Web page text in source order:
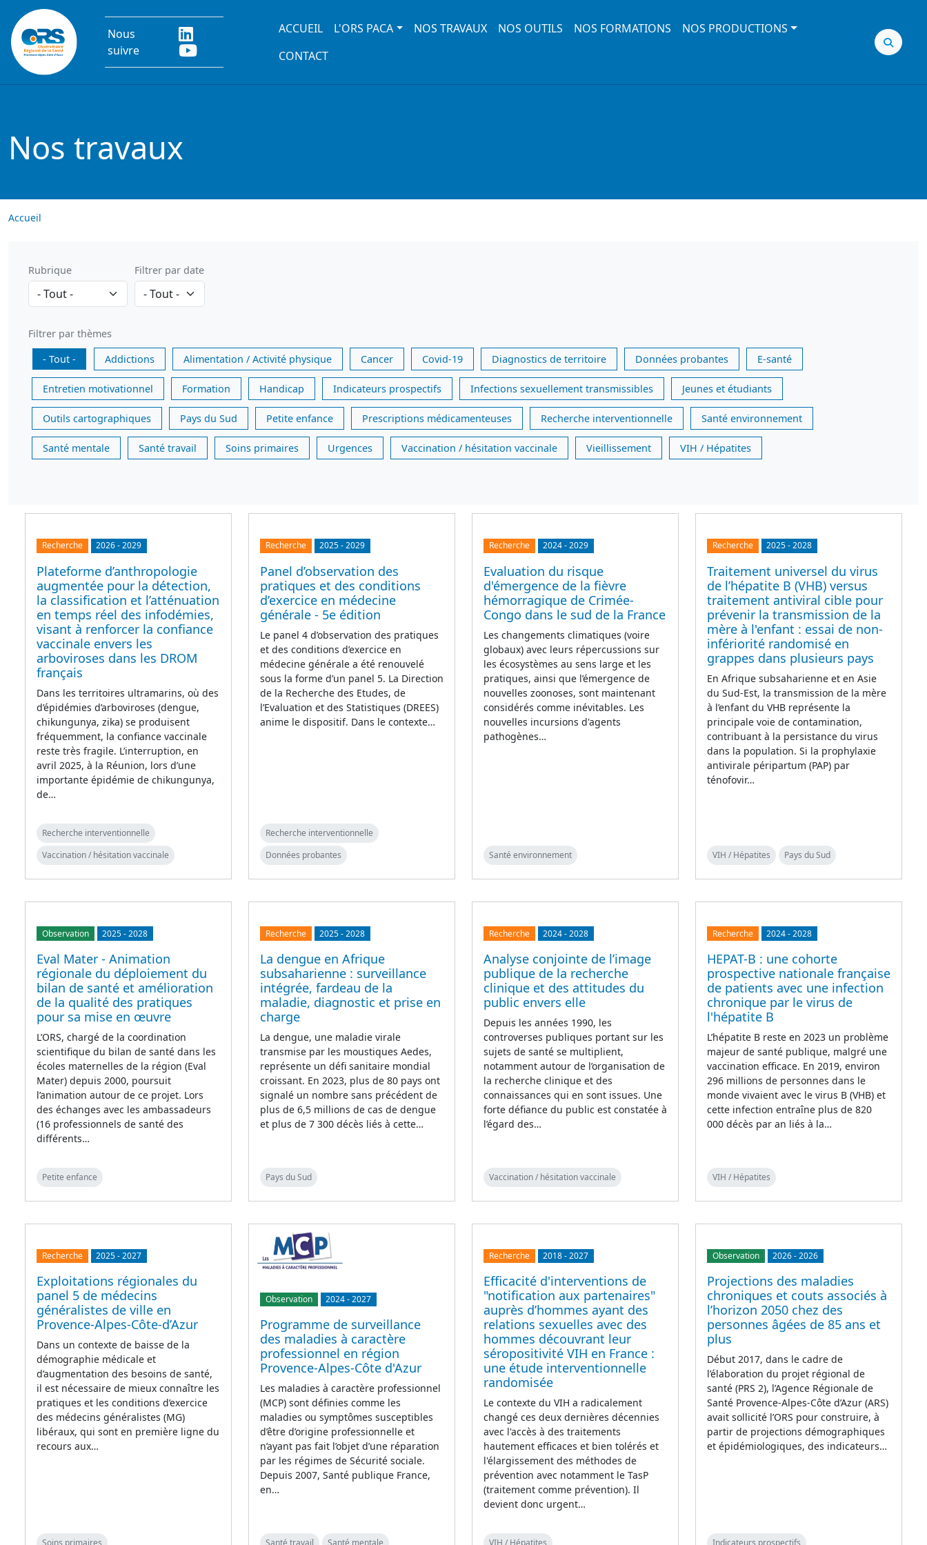
Aller au contenu principal
Nous
suivre
Main navigation
ACCUEIL L'ORS PACA NOS TRAVAUX NOS OUTILS NOS FORMATIONS
NOS PRODUCTIONS
CONTACT
Nos travaux
Accueil
Rubrique Filtrer par date
Filtrer par thèmes
- Tout -
Addictions Alimentation / Activité physique Cancer Covid-19 Diagnostics de territoire Données probantes E-santé
Entretien motivationnel Formation Handicap Indicateurs prospectifs Infections sexuellement transmissibles Jeunes et étudiants
Outils cartographiques Pays du Sud Petite enfance Prescriptions médicamenteuses Recherche interventionnelle Santé environnement
Santé mentale Santé travail Soins primaires Urgences Vaccination / hésitation vaccinale Vieillissement VIH / Hépatites
Recherche 2026-2029
Plateforme d’anthropologie
augmentée pour la détection,
la classification et l’atténuation
en temps réel des infodémies,
visant à renforcer la confiance
vaccinale envers les
arboviroses dans les DROM
français
Dans les territoires ultramarins, où des
d’épidémies d’arboviroses (dengue,
chikungunya, zika) se produisent
fréquemment, la confiance vaccinale
reste très fragile. L’interruption, en
avril 2025, à la Réunion, lors d’une
importante épidémie de chikungunya,
de…
Recherche interventionnelle
Vaccination / hésitation vaccinale
Recherche 2025-2029
Panel d’observation des
pratiques et des conditions
d’exercice en médecine
générale - 5e édition
Le panel 4 d’observation des pratiques
et des conditions d’exercice en
médecine générale a été renouvelé
sous la forme d’un panel 5. La Direction
de la Recherche des Etudes, de
l’Evaluation et des Statistiques (DREES)
anime le dispositif. Dans le contexte…
Recherche interventionnelle
Données probantes
Recherche 2024-2029
Evaluation du risque
d'émergence de la fièvre
hémorragique de Crimée-
Congo dans le sud de la France
Les changements climatiques (voire
globaux) avec leurs répercussions sur
les écosystèmes au sens large et les
pratiques, ainsi que l’émergence de
nouvelles zoonoses, sont maintenant
considérés comme inévitables. Les
nouvelles incursions d'agents
pathogènes…
Santé environnement
Recherche 2025-2028
Traitement universel du virus
de l’hépatite B (VHB) versus
traitement antiviral cible pour
prévenir la transmission de la
mère à l'enfant : essai de non-
infériorité randomisé en
grappes dans plusieurs pays
En Afrique subsaharienne et en Asie
du Sud-Est, la transmission de la mère
à l’enfant du VHB représente la
principale voie de contamination,
contribuant à la persistance du virus
dans la population. Si la prophylaxie
antivirale péripartum (PAP) par
ténofovir…
VIH / Hépatites Pays du Sud
Observation 2025-2028
Eval Mater - Animation
régionale du déploiement du
bilan de santé et amélioration
de la qualité des pratiques
pour sa mise en œuvre
L’ORS, chargé de la coordination
scientifique du bilan de santé dans les
écoles maternelles de la région (Eval
Mater) depuis 2000, poursuit
l’animation autour de ce projet. Lors
des échanges avec les ambassadeurs
(16 professionnels de santé des
différents…
Petite enfance
Recherche 2025-2028
La dengue en Afrique
subsaharienne : surveillance
intégrée, fardeau de la
maladie, diagnostic et prise en
charge
La dengue, une maladie virale
transmise par les moustiques Aedes,
représente un défi sanitaire mondial
croissant. En 2023, plus de 80 pays ont
signalé un nombre sans précédent de
plus de 6,5 millions de cas de dengue
et plus de 7 300 décès liés à cette…
Pays du Sud
Recherche 2024-2028
Analyse conjointe de l’image
publique de la recherche
clinique et des attitudes du
public envers elle
Depuis les années 1990, les
controverses publiques portant sur les
sujets de santé se multiplient,
notamment autour de l’organisation de
la recherche clinique et des
connaissances qui en sont issues. Une
forte défiance du public est constatée à
l’égard des…
Vaccination / hésitation vaccinale
Recherche 2024-2028
HEPAT-B : une cohorte
prospective nationale française
de patients avec une infection
chronique par le virus de
l'hépatite B
L’hépatite B reste en 2023 un problème
majeur de santé publique, malgré une
vaccination efficace. En 2019, environ
296 millions de personnes dans le
monde vivaient avec le virus B (VHB) et
cette infection entraîne plus de 820
000 décès par an liés à la…
VIH / Hépatites
Recherche 2025-2027
Exploitations régionales du
panel 5 de médecins
généralistes de ville en
Provence-Alpes-Côte-d’Azur
Dans un contexte de baisse de la
démographie médicale et
d’augmentation des besoins de santé,
il est nécessaire de mieux connaître les
pratiques et les conditions d’exercice
des médecins généralistes (MG)
libéraux, qui sont en première ligne du
recours aux…
Soins primaires
Observation 2024-2027
Programme de surveillance
des maladies à caractère
professionnel en région
Provence-Alpes-Côte d'Azur
Les maladies à caractère professionnel
(MCP) sont définies comme les
maladies ou symptômes susceptibles
d’être d’origine professionnelle et
n’ayant pas fait l’objet d’une réparation
par les régimes de Sécurité sociale.
Depuis 2007, Santé publique France,
en…
Santé travail Santé mentale
Recherche 2018-2027
Efficacité d'interventions de
"notification aux partenaires"
auprès d’hommes ayant des
relations sexuelles avec des
hommes découvrant leur
séropositivité VIH en France :
une étude interventionnelle
randomisée
Le contexte du VIH a radicalement
changé ces deux dernières décennies
avec l'accès à des traitements
hautement efficaces et bien tolérés et
l'élargissement des méthodes de
prévention avec notamment le TasP
(traitement comme prévention). Il
devient donc urgent…
VIH / Hépatites
Observation 2026-2026
Projections des maladies
chroniques et couts associés à
l’horizon 2050 chez des
personnes âgées de 85 ans et
plus
Début 2017, dans le cadre de
l’élaboration du projet régional de
santé (PRS 2), l’Agence Régionale de
Santé Provence-Alpes-Côte d’Azur (ARS)
avait sollicité l’ORS pour construire, à
partir de projections démographiques
et épidémiologiques, des indicateurs…
Indicateurs prospectifs